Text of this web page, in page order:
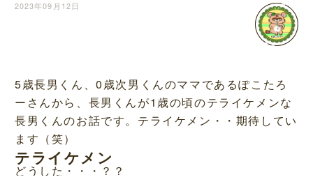
2023年09月12日
5歳長男くん、0歳次男くんのママであるぽこたろ
ーさんから、長男くんが1歳の頃のテライケメンな
長男くんのお話です。テライケメン・・期待してい
ます（笑）
テライケメン
どうした・・・？？